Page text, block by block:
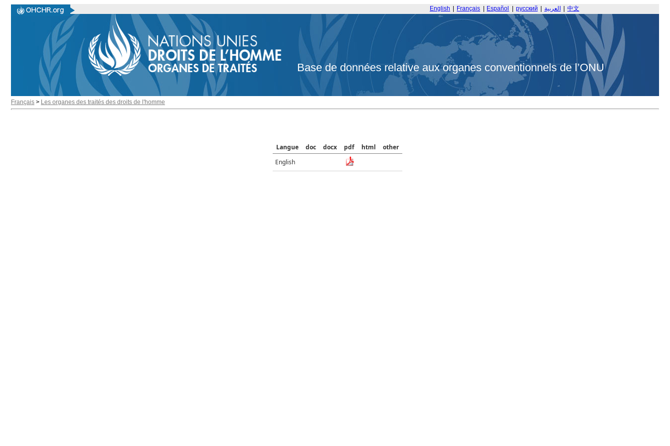
English Français Español русский العربية 中文
Base de données relative aux organes conventionnels de l’ONU
Français > Les organes des traités des droits de l'homme
Langue doc docx pdf html
other
English